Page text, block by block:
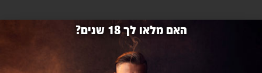
האם מלאו לך 18 שנים?